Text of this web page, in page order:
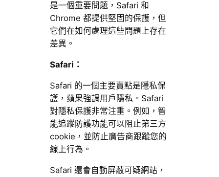
是一個重要問題，Safari 和
Chrome 都提供堅固的保護，但
它們在如何處理這些問題上存在
差異。
Safari：
Safari 的一個主要賣點是隱私保
護，蘋果強調用戶隱私。Safari
對隱私保護非常注重。例如，智
能追蹤防護功能可以阻止第三方
cookie，並防止廣告商跟蹤您的
線上行為。
Safari 還會自動屏蔽可疑網站，